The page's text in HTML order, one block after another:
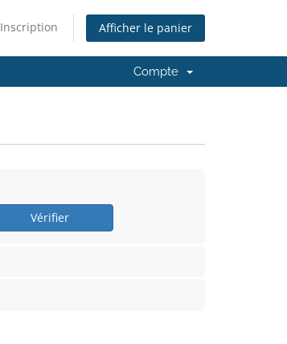
Inscription Afficher le panier
Compte
Vérifier